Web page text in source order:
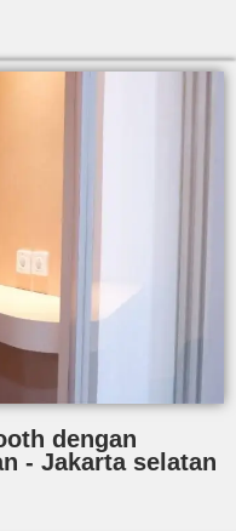
dengan
- Jakarta selatan